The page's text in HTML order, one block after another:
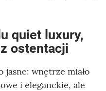
quiet luxury,
ostentacji
jasne: wnętrze miało
i eleganckie, ale